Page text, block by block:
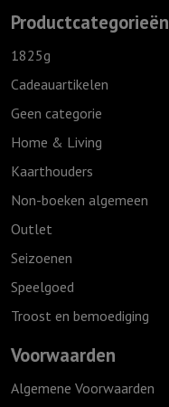
Productcategorieën
1825g
Cadeauartikelen
Geen categorie
Home & Living
Kaarthouders
Non-boeken algemeen
Outlet
Seizoenen
Speelgoed
Troost en bemoediging
Voorwaarden
Algemene Voorwaarden